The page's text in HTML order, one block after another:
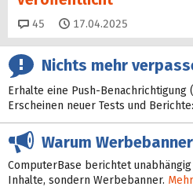
45 Kommentare
17.04.2025
Nichts mehr
Erhalte eine Push-
Erscheinen neuer Tests und Berichte:
Warum
ComputerBase berichtet
Inhalte, sondern Werbebanner.